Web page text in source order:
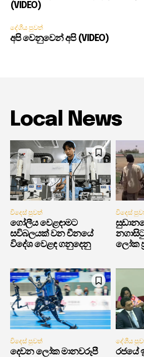
(VIDEO)
දේශීය පුවත්
අපි වෙනුවෙන් අපි (VIDEO)
Local News
විදෙස් පුවත්
ගෝලීය වෙළඳාමට
සවිබලයක් වන චීනයේ
විදේශ වෙළඳ ගනුදෙනු
විදෙස්
ලෝක
විදෙස් පුවත්
දෙවන ලෝක මානවරූපී
දේශීය
රජයේ